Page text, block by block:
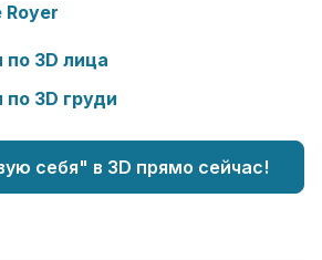
Royer
по 3D лица
3D груди
себя" в 3D прямо сейчас!